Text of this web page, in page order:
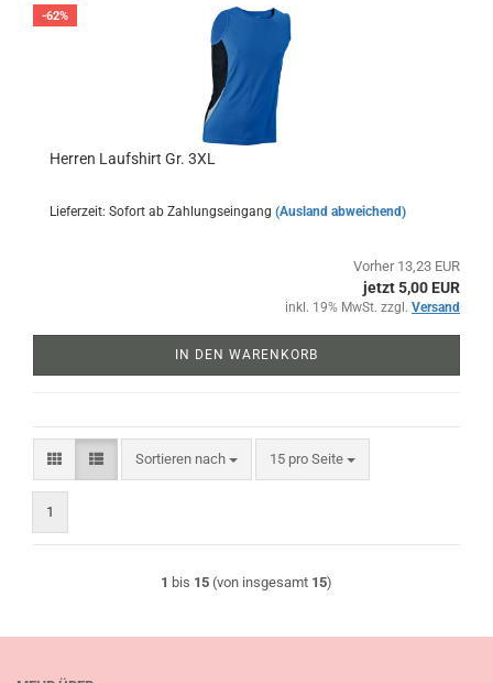
-62%
Herren Laufshirt Gr. 3XL
Lieferzeit: Sofort ab Zahlungseingang (Ausland abweichend)
Vorher 13,23 EUR
jetzt 5,00 EUR
inkl. 19% MwSt. zzgl. Versand
IN DEN WARENKORB
Sortieren nach
Sortieren nach 15 pro Seite
pro Seite
1
1 bis 15 (von insgesamt 15)